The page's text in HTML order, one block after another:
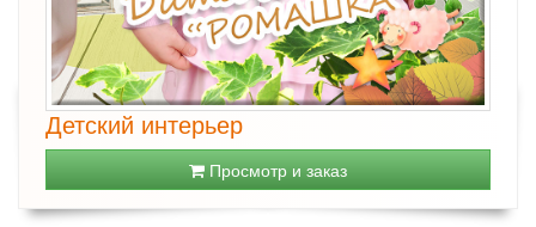
Детский интерьер
Просмотр и заказ